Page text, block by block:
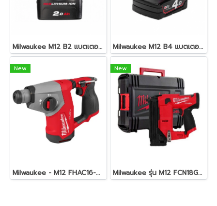
Milwaukee M12 B2 แบตเตอรี่ 12 โวลต์ 2.0 แอมป์อาว Milwaukee M12 B4 แบตเตอรี่ 12 โวลต์ 4.0 แอมป์อาว
New
Milwaukee - M12 FHAC16-0 สว่านโรตารี่ไร้สาย 16 มม. SDS Plus
New
Milwaukee รุ่น M12 FCN18GS-0X เครื่องยิงตะปู (เครื่องเปล่า)